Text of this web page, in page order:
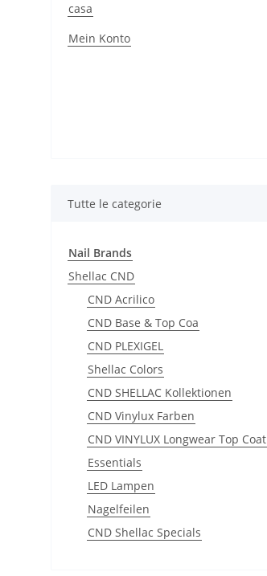
casa
Mein Konto
Tutte le categorie
Nail Brands
Shellac CND
CND Acrilico
CND Base & Top Coa
CND PLEXIGEL
Shellac Colors
CND SHELLAC Kollektionen
CND Vinylux Farben
CND VINYLUX Longwear Top Coat
Essentials
LED Lampen
Nagelfeilen
CND Shellac Specials